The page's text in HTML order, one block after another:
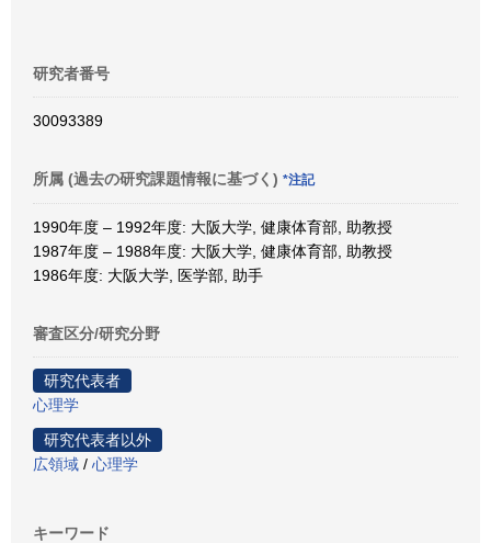
研究者番号
30093389
所属 (過去の研究課題情報に基づく) *注記
1990年度 – 1992年度: 大阪大学, 健康体育部, 助教授
1987年度 – 1988年度: 大阪大学, 健康体育部, 助教授
1986年度: 大阪大学, 医学部, 助手
審査区分/研究分野
研究代表者
心理学
研究代表者以外
広領域 / 心理学
キーワード